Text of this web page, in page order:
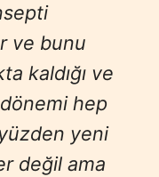
ve bunu
kaldığı ve
dönemi hep
yeni
değil ama